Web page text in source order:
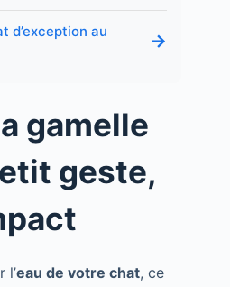
d’exception au
→
gamelle
geste,
l’eau de votre chat, ce